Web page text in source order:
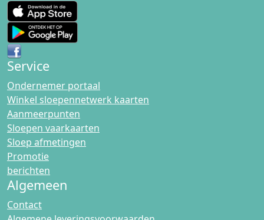
Service
Ondernemer portaal
Winkel sloepennetwerk kaarten
Aanmeerpunten
Sloepen vaarkaarten
Sloep afmetingen
Promotie
berichten
Algemeen
Contact